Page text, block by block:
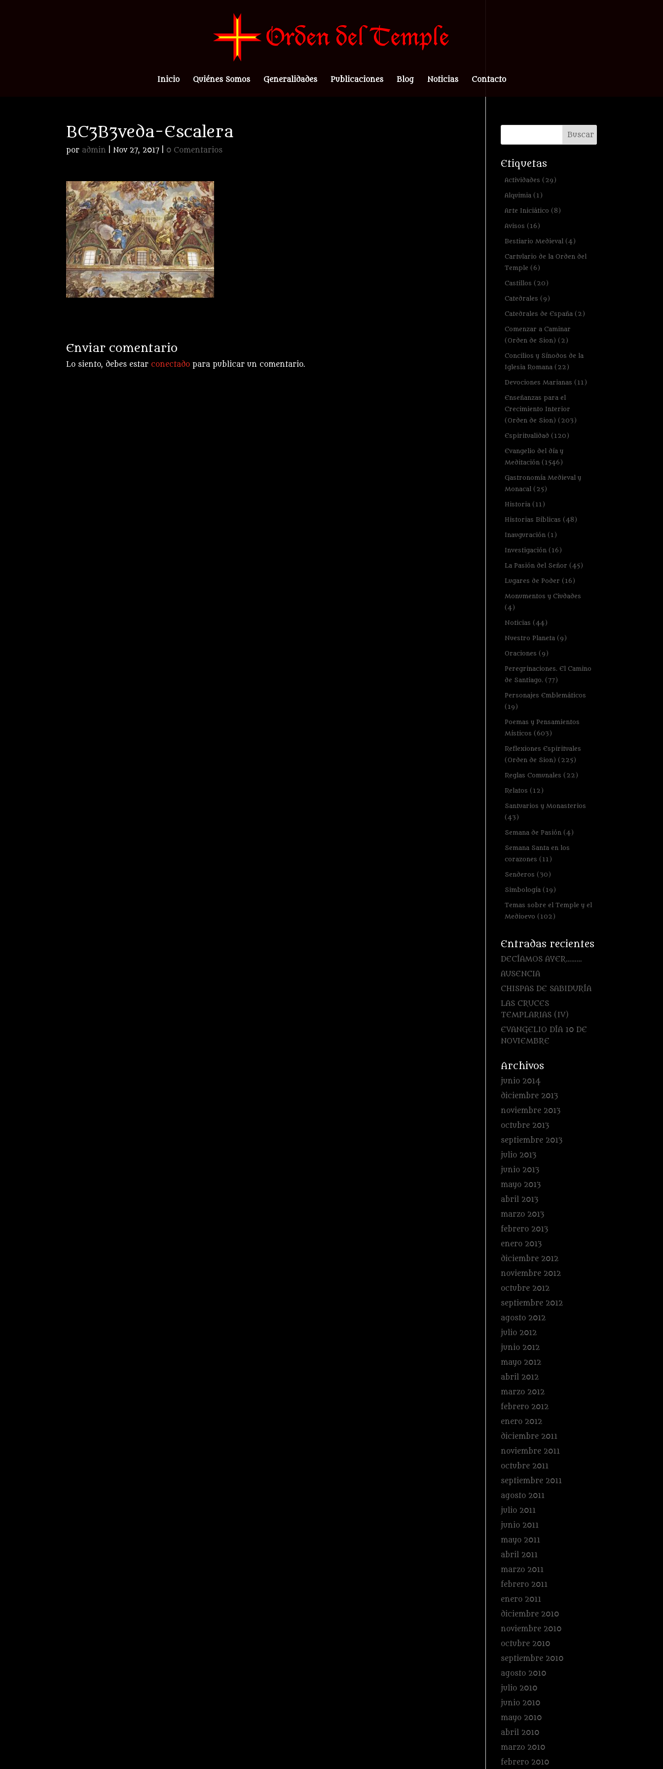
Inicio Quiénes Somos Generalidades Publicaciones Blog Noticias Contacto
BC3B3veda-Escalera
por admin |Nov 27, 2017 0 Comentarios
Enviar comentario
Lo siento, debes estar conectado para publicar un comentario.
Etiquetas
Actividades (29)
Alquimia (1)
Arte Iniciático (8)
Avisos (16)
Bestiario Medieval (4)
Cartulario de la Orden del
Temple (6)
Castillos (20)
Catedrales (9)
Catedrales de España (2)
Comenzar a Caminar
(Orden de Sion) (2)
Concilios y Sínodos de la
Iglesia Romana (22)
Devociones Marianas (11)
Enseñanzas para el
Crecimiento Interior
(Orden de Sion) (203)
Espiritualidad (120)
Evangelio del día y
Meditación (1546)
Gastronomía Medieval y
Monacal (25)
Historia (11)
Historias Bíblicas (48)
Inauguración (1)
Investigación (16)
La Pasión del Señor (45)
Lugares de Poder (16)
Monumentos y Ciudades
(4)
Noticias (44)
Nuestro Planeta (9)
Oraciones (9)
Peregrinaciones. El Camino
de Santiago. (77)
Personajes Emblemáticos
(19)
Poemas y Pensamientos
Místicos (603)
Reflexiones Espirituales
(Orden de Sion) (225)
Reglas Comunales (22)
Relatos (12)
Santuarios y Monasterios
(43)
Semana de Pasión (4)
Semana Santa en los
corazones (11)
Senderos (30)
Simbología (19)
Temas sobre el Temple y el
Medioevo (102)
Entradas recientes
DECÍAMOS AYER………
AUSENCIA
CHISPAS DE SABIDURÍA
LAS CRUCES
TEMPLARIAS (IV)
EVANGELIO DÍA 10 DE
NOVIEMBRE
Archivos
junio 2014
diciembre 2013
noviembre 2013
octubre 2013
septiembre 2013
julio 2013
junio 2013
mayo 2013
abril 2013
marzo 2013
febrero 2013
enero 2013
diciembre 2012
noviembre 2012
octubre 2012
septiembre 2012
agosto 2012
julio 2012
junio 2012
mayo 2012
abril 2012
marzo 2012
febrero 2012
enero 2012
diciembre 2011
noviembre 2011
octubre 2011
septiembre 2011
agosto 2011
julio 2011
junio 2011
mayo 2011
abril 2011
marzo 2011
febrero 2011
enero 2011
diciembre 2010
noviembre 2010
octubre 2010
septiembre 2010
agosto 2010
julio 2010
junio 2010
mayo 2010
abril 2010
marzo 2010
febrero 2010